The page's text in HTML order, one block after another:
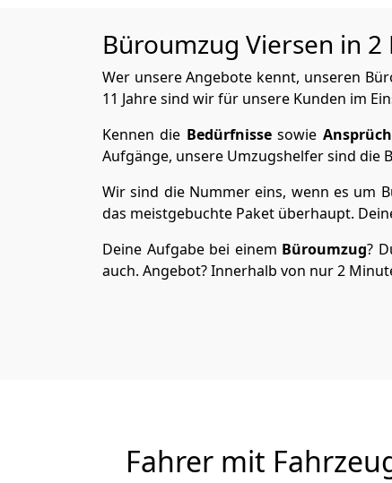
Büroumzug Viersen in
Wer unsere Angebote kennt, unseren
11 Jahre sind wir für unsere Kunden im
Kennen die Bedürfnissesowie
Aufgänge, unsere Umzugshelfer sind die
Wir sind die Nummer eins, wenn es um
das meistgebuchte Paket überhaupt.
Deine Aufgabe bei einem Büroumzug?
auch. Angebot? Innerhalb von nur 2
Fahrer mit